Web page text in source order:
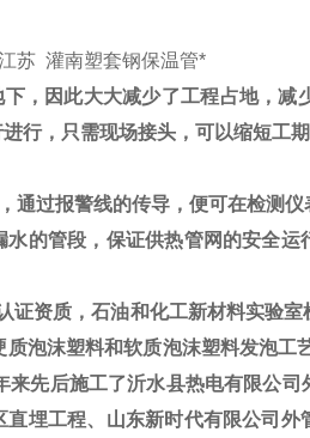
苏 灌南塑套钢保温管*
，因此大大减少了工程占地，减
行，只需现场接头，可以缩短工
过报警线的传导，便可在检测
的管段，保证供热管网的安全
资质，石油和化工新材料实验
泡沫塑料和软质泡沫塑料发泡工
先后施工了沂水县热电有限公司
埋工程、山东新时代有限公司外